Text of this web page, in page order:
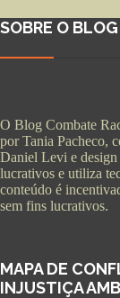
SOBRE O BLOG
O Blog Combate
por Tania Pacheco,
Daniel Levi e
lucrativos e utiliza
conteúdo é
sem fins lucrativos.
MAPA DE
INJUSTIÇA